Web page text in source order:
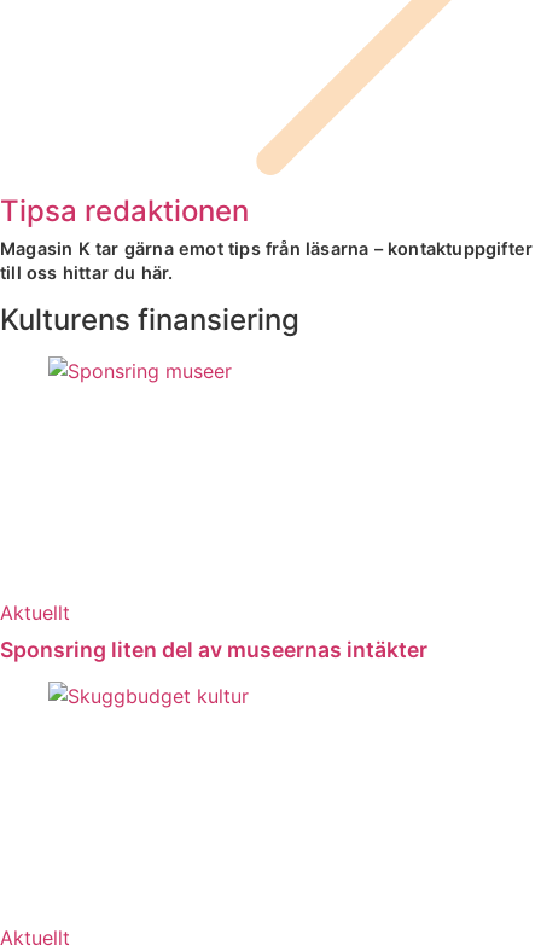
Tipsa redaktionen
Magasin K tar gärna emot tips från läsarna – kontaktuppgifter
till oss hittar du här.
Kulturens finansiering
Aktuellt
Sponsring liten del av museernas intäkter
Aktuellt